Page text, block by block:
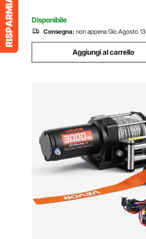
Disponibile
Consegna: non appena Gio.Agosto 13
Aggiungi al carrello